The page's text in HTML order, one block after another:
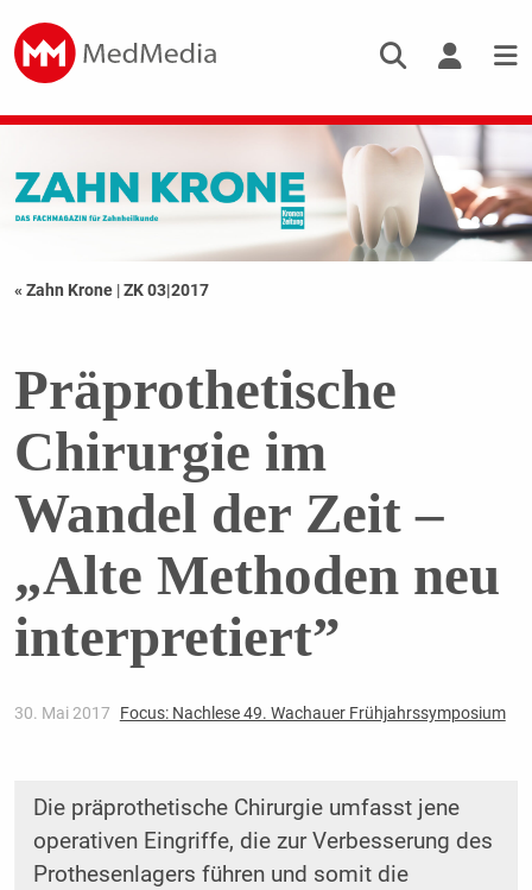
« Zahn Krone |ZK 03|2017
Präprothetische
Chirurgie im
Wandel der Zeit –
„Alte Methoden neu
interpretiert”
30. Mai 2017 Focus: Nachlese 49. Wachauer Frühjahrssymposium
Die präprothetische Chirurgie umfasst jene
operativen Eingriffe, die zur Verbesserung des
Prothesenlagers führen und somit die